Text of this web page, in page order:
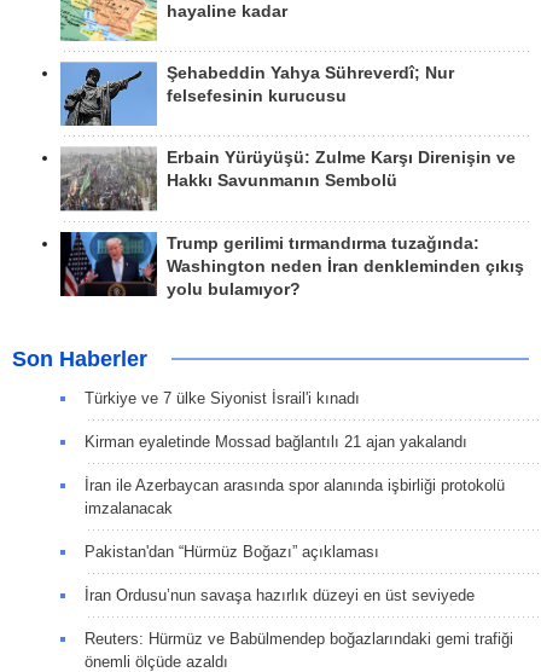
hayaline kadar
Şehabeddin Yahya Sühreverdî; Nur
felsefesinin kurucusu
Erbain Yürüyüşü: Zulme Karşı Direnişin ve
Hakkı Savunmanın Sembolü
Trump gerilimi tırmandırma tuzağında:
Washington neden İran denkleminden çıkış
yolu bulamıyor?
Son Haberler
Türkiye ve 7 ülke Siyonist İsrail'i kınadı
Kirman eyaletinde Mossad bağlantılı 21 ajan yakalandı
İran ile Azerbaycan arasında spor alanında işbirliği protokolü
imzalanacak
Pakistan'dan “Hürmüz Boğazı” açıklaması
İran Ordusu’nun savaşa hazırlık düzeyi en üst seviyede
Reuters: Hürmüz ve Babülmendep boğazlarındaki gemi trafiği
önemli ölçüde azaldı